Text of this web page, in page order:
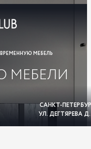
МЕБЕЛЬ
МЕБЕЛИ
САНКТ-
УЛ. ДЕГТЯРЕВА